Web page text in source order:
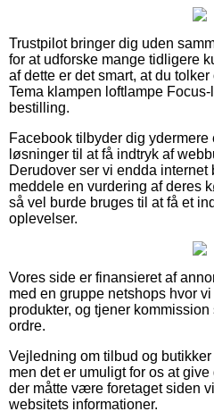
Trustpilot bringer dig uden
for at udforske mange tidligere
af dette er det smart, at du
Tema klampen loftlampe
bestilling.
Facebook tilbyder dig
løsninger til at få indtryk af
Derudover ser vi endda
meddele en vurdering af deres
så vel burde bruges til at få et
oplevelser.
Vores side er finansieret af
med en gruppe netshops hvor
produkter, og tjener
ordre.
Vejledning om tilbud og
men det er umuligt for os at
der måtte være foretaget siden
websitets informationer.